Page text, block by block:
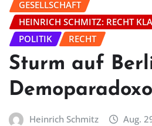
GESELLSCHAFT
HEINRICH SCHMITZ: RECHT
POLITIK
RECHT
Sturm auf
Heinrich Schmitz Aug.